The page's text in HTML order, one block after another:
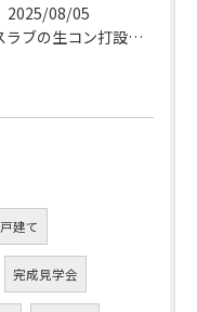
2025/08/05
スラブの生コン打設完了しました！
戸建て
完成見学会